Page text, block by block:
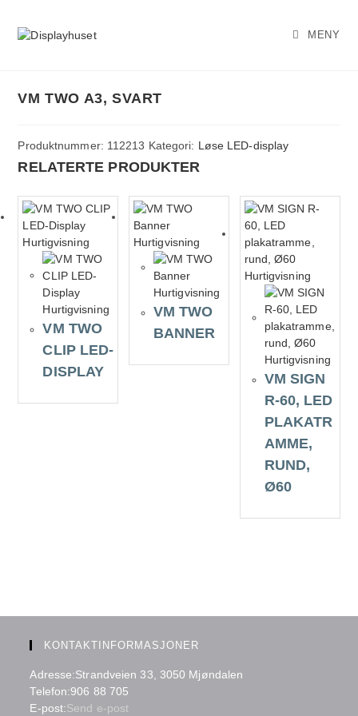
content
MENY
VM TWO A3, SVART
Produktnummer: 112213 Kategori: Løse LED-display
RELATERTE PRODUKTER
Hurtigvisning
Hurtigvisning
VM TWO
CLIP LED-
DISPLAY
Hurtigvisning
Hurtigvisning
VM TWO
BANNER
Hurtigvisning
Hurtigvisning
VM SIGN
R-60, LED
PLAKATR
AMME,
RUND,
Ø60
KONTAKTINFORMASJONER
Adresse:Strandveien 33, 3050 Mjøndalen
Telefon:906 88 705
E-post:Send e-post